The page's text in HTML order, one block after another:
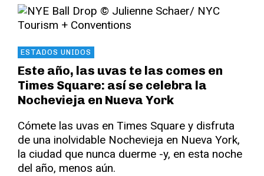
ESTADOS UNIDOS
Este año, las uvas te las comes en
Times Square: así se celebra la
Nochevieja en Nueva York
Cómete las uvas en Times Square y disfruta
de una inolvidable Nochevieja en Nueva York,
la ciudad que nunca duerme -y, en esta noche
del año, menos aún.